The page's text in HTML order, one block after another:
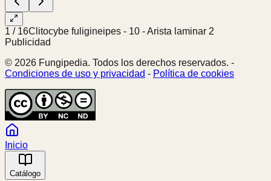
1 / 16Clitocybe fuligineipes - 10 - Arista laminar 2
Publicidad
© 2026 Fungipedia. Todos los derechos reservados. -
Condiciones de uso y privacidad - Política de cookies
Inicio
Catálogo